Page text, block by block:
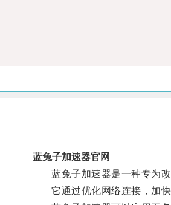
蓝兔子加速器官网
蓝兔子加速器是一种专为改
它通过优化网络连接，加快